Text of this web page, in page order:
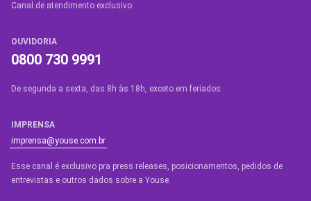
Canal de atendimento exclusivo.
OUVIDORIA
0800 730 9991
De segunda a sexta, das 8h às 18h, exceto em feriados.
IMPRENSA
imprensa@youse.com.br
Esse canal é exclusivo pra press releases, posicionamentos, pedidos de
entrevistas e outros dados sobre a Youse.​